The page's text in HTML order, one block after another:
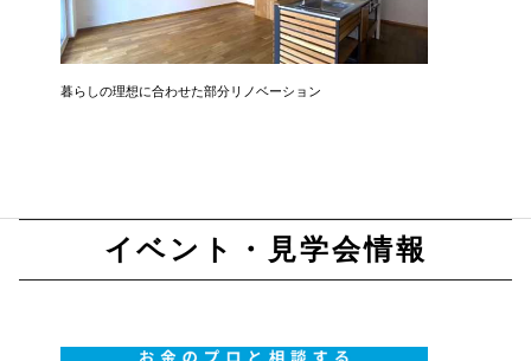
暮らしの理想に合わせた部分リノベーション
イベント・見学会情報